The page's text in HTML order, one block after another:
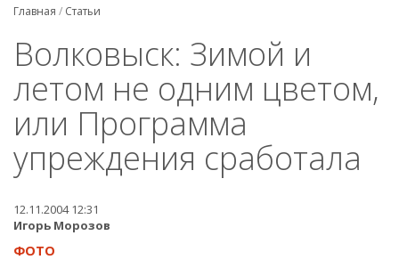
Главная / Статьи
Волковыск: Зимой и
летом не одним цветом,
или Программа
упреждения сработала
12.11.2004 12:31
Игорь Морозов
ФОТО